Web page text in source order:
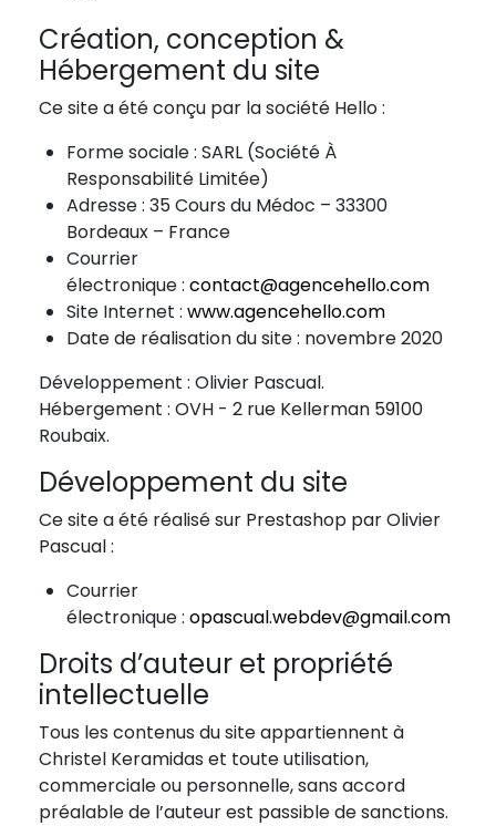
Création, conception &
Hébergement du site
Ce site a été conçu par la société Hello :
Forme sociale : SARL (Société À
Responsabilité Limitée)
Adresse : 35 Cours du Médoc – 33300
Bordeaux – France
Courrier
électronique : contact@agencehello.com
Site Internet : www.agencehello.com
Date de réalisation du site : novembre 2020
Développement : Olivier Pascual.
Hébergement : OVH - 2 rue Kellerman 59100
Roubaix.
Développement du site
Ce site a été réalisé sur Prestashop par Olivier
Pascual :
Courrier
électronique : opascual.webdev@gmail.com
Droits d’auteur et propriété
intellectuelle
Tous les contenus du site appartiennent à
Christel Keramidas et toute utilisation,
commerciale ou personnelle, sans accord
préalable de l’auteur est passible de sanctions.